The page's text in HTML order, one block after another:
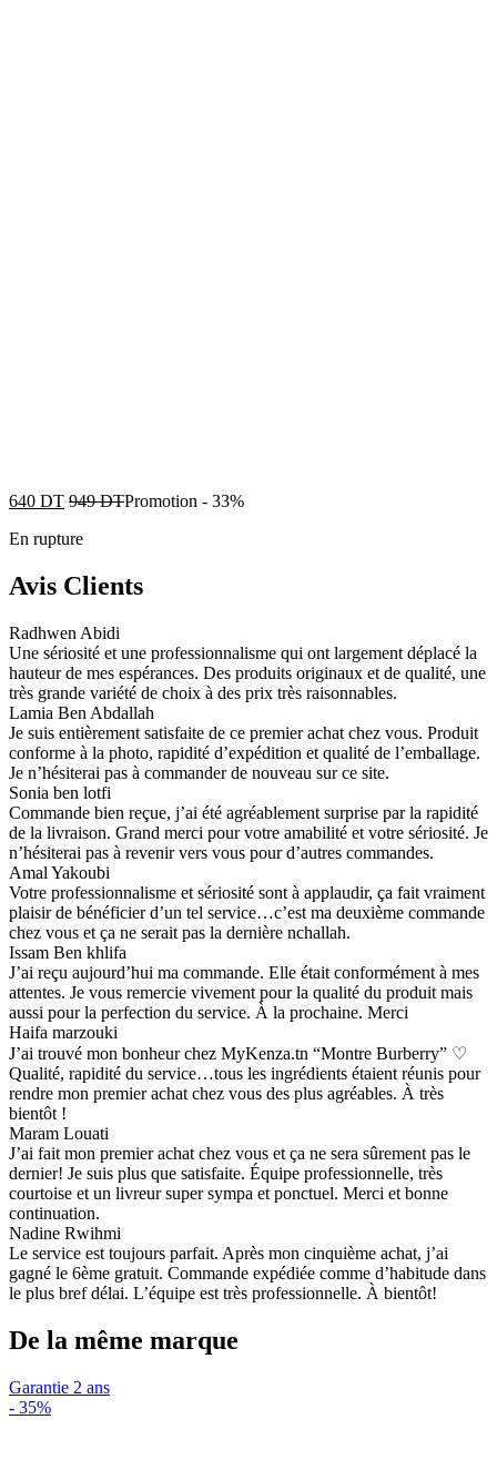
640 DT 949DTPromotion - 33%
En rupture
Avis Clients
Radhwen Abidi
Une sériosité et une professionnalisme qui ont largement déplacé la
hauteur de mes espérances. Des produits originaux et de qualité, une
très grande variété de choix à des prix très raisonnables.
Lamia Ben Abdallah
Je suis entièrement satisfaite de ce premier achat chez vous. Produit
conforme à la photo, rapidité d’expédition et qualité de l’emballage.
Je n’hésiterai pas à commander de nouveau sur ce site.
Sonia ben lotfi
Commande bien reçue, j’ai été agréablement surprise par la rapidité
de la livraison. Grand merci pour votre amabilité et votre sériosité. Je
n’hésiterai pas à revenir vers vous pour d’autres commandes.
Amal Yakoubi
Votre professionnalisme et sériosité sont à applaudir, ça fait vraiment
plaisir de bénéficier d’un tel service…c’est ma deuxième commande
chez vous et ça ne serait pas la dernière nchallah.
Issam Ben khlifa
J’ai reçu aujourd’hui ma commande. Elle était conformément à mes
attentes. Je vous remercie vivement pour la qualité du produit mais
aussi pour la perfection du service. À la prochaine. Merci
Haifa marzouki
J’ai trouvé mon bonheur chez MyKenza.tn “Montre Burberry” ♡
Qualité, rapidité du service…tous les ingrédients étaient réunis pour
rendre mon premier achat chez vous des plus agréables. À très
bientôt !
Maram Louati
J’ai fait mon premier achat chez vous et ça ne sera sûrement pas le
dernier! Je suis plus que satisfaite. Équipe professionnelle, très
courtoise et un livreur super sympa et ponctuel. Merci et bonne
continuation.
Nadine Rwihmi
Le service est toujours parfait. Après mon cinquième achat, j’ai
gagné le 6ème gratuit. Commande expédiée comme d’habitude dans
le plus bref délai. L’équipe est très professionnelle. À bientôt!
De la même marque
Garantie 2 ans
- 35%